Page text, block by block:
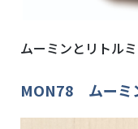
ムーミンとリトル
MON78 ムーミ